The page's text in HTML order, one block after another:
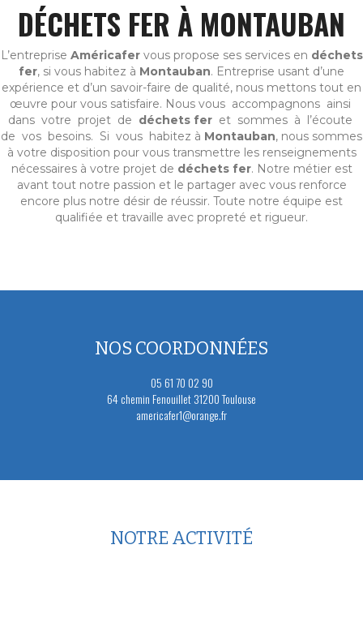
DÉCHETS FER À MONTAUBAN
L’entreprise Américafervous propose ses services en déchets
fer, si vous habitez à Montauban. Entreprise usant d’une
expérience et d’un savoir-faire de qualité, nous mettons tout en
œuvre pour vous satisfaire. Nous vous accompagnons ainsi
dans votre projet de déchets feret sommes à l’écoute
de vos besoins. Si vous habitez à Montauban, nous sommes
à votre disposition pour vous transmettre les renseignements
nécessaires à votre projet de déchets fer. Notre métier est
avant tout notre passion et le partager avec vous renforce
encore plus notre désir de réussir. Toute notre équipe est
qualifiée et travaille avec propreté et rigueur.
NOS COORDONNÉES
05 61 70 02 90
64 chemin Fenouillet 31200 Toulouse
americafer1@orange.fr
NOTRE ACTIVITÉ